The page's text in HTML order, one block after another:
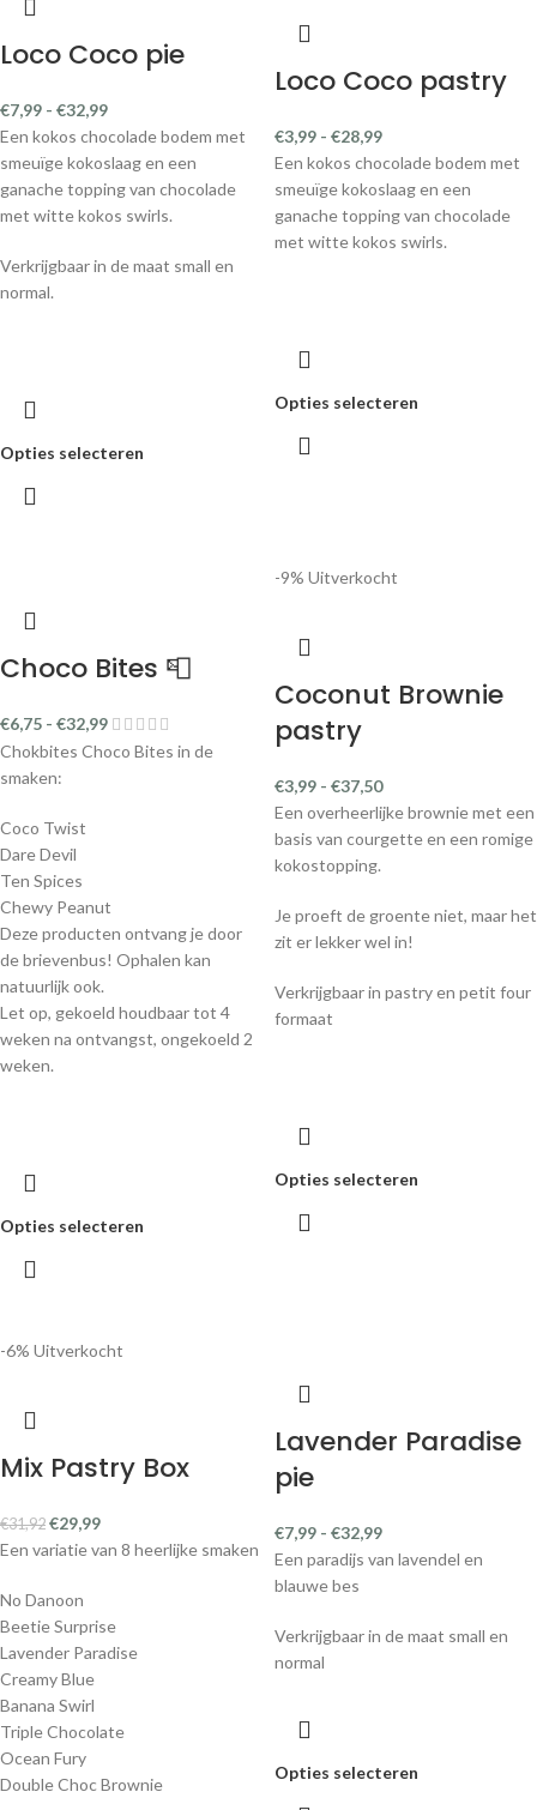
Loco Coco pie
€7,99 - €32,99
Een kokos chocolade bodem met
smeuïge kokoslaag en een
ganache topping van chocolade
met witte kokos swirls.
Verkrijgbaar in de maat small en
normal.
Opties selecteren
Loco Coco pastry
€3,99 - €28,99
Een kokos chocolade bodem met
smeuïge kokoslaag en een
ganache topping van chocolade
met witte kokos swirls.
Opties selecteren
Choco Bites 📮
€6,75 - €32,99
Chokbites Choco Bites in de
smaken:
Coco Twist
Dare Devil
Ten Spices
Chewy Peanut
Deze producten ontvang je door
de brievenbus! Ophalen kan
natuurlijk ook.
Let op, gekoeld houdbaar tot 4
weken na ontvangst, ongekoeld 2
weken.
Opties selecteren
-9% Uitverkocht
Coconut Brownie
pastry
€3,99 - €37,50
Een overheerlijke brownie met een
basis van courgette en een romige
kokostopping.
Je proeft de groente niet, maar het
zit er lekker wel in!
Verkrijgbaar in pastry en petit four
formaat
Opties selecteren
-6% Uitverkocht
Mix Pastry Box
€31,92 €29,99
Een variatie van 8 heerlijke smaken
No Danoon
Beetie Surprise
Lavender Paradise
Creamy Blue
Banana Swirl
Triple Chocolate
Ocean Fury
Double Choc Brownie
Lavender Paradise
pie
€7,99 - €32,99
Een paradijs van lavendel en
blauwe bes
Verkrijgbaar in de maat small en
normal
Opties selecteren